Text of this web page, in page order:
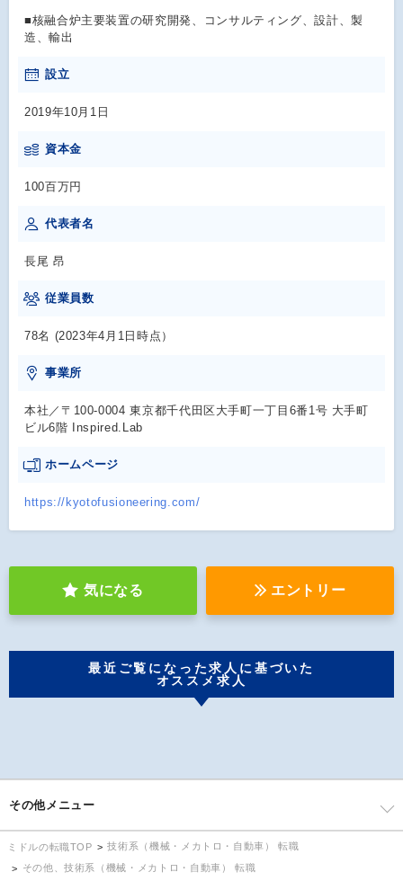
■核融合炉主要装置の研究開発、コンサルティング、設計、製
造、輸出
設立
2019年10月1日
資本金
100百万円
代表者名
長尾 昂
従業員数
78名 (2023年4月1日時点）
事業所
本社／〒100-0004 東京都千代田区大手町一丁目6番1号 大手町
ビル6階 Inspired.Lab
ホームページ
https://kyotofusioneering.com/
気になる エントリー
最近ご覧になった求人に基づいた
オススメ求人
その他メニュー
ミドルの転職TOP
技術系（機械・メカトロ・自動車） 転職
その他、技術系（機械・メカトロ・自動車） 転職